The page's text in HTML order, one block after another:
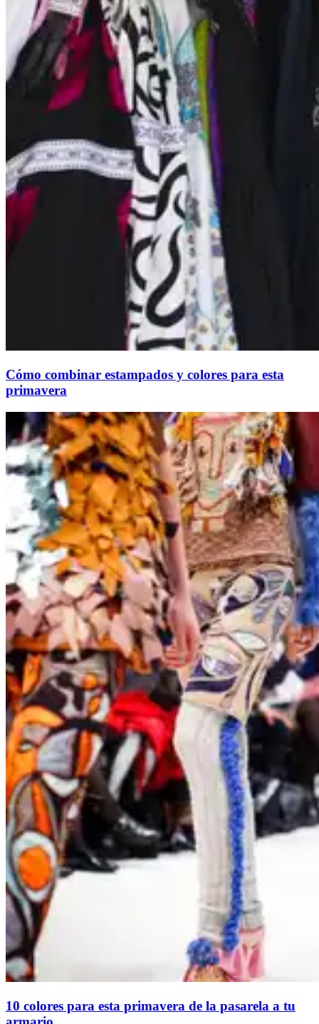
Cómo combinar estampados y colores para esta
primavera
10 colores para esta primavera de la pasarela a tu